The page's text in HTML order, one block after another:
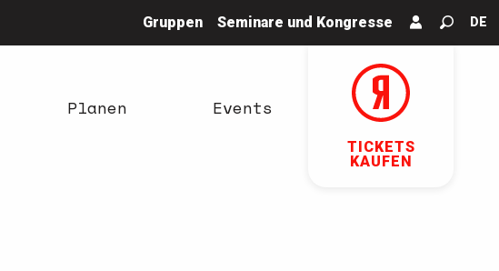
Gruppen Seminare und Kongresse
Suche
DE
TICKETS
KAUFEN
Planen Events